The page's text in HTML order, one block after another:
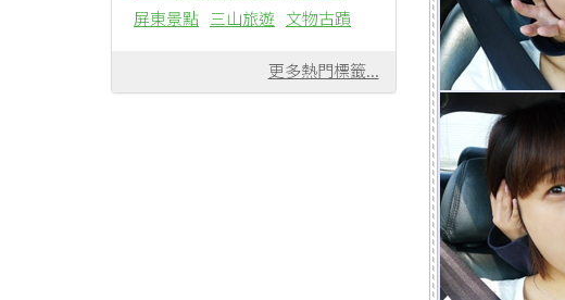
屏東景點 三山旅遊 文物古蹟
更多熱門標籤...